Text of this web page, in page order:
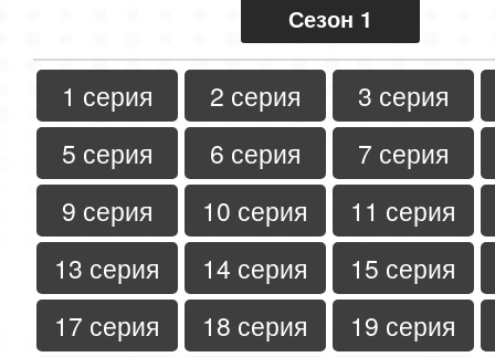
Сезон 1
1 серия 2 серия
3 серия
5 серия
6 серия
7 серия
9 серия
10 серия
11 серия
13 серия
14 серия
15 серия
17 серия
18 серия
19 серия